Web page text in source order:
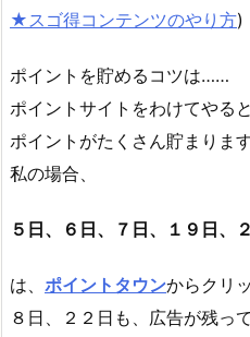
★スゴ得コンテンツのやり方)
ポイントを貯めるコツは……
ポイントサイトをわけてやると
ポイントがたくさん貯まりま
私の場合、
５日、６日、７日、１９日、
は、 ポイントタウンからクリ
８日、２２日も、広告が残っ